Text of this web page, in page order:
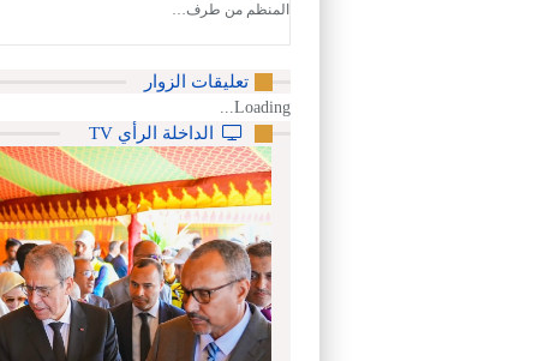
المنظم من طرف…
تعليقات الزوار
Loading...
الداخلة الرأي TV